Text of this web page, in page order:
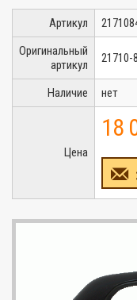
Артикул
Оригинальный
артикул
21710-
Наличие нет
Цена
18